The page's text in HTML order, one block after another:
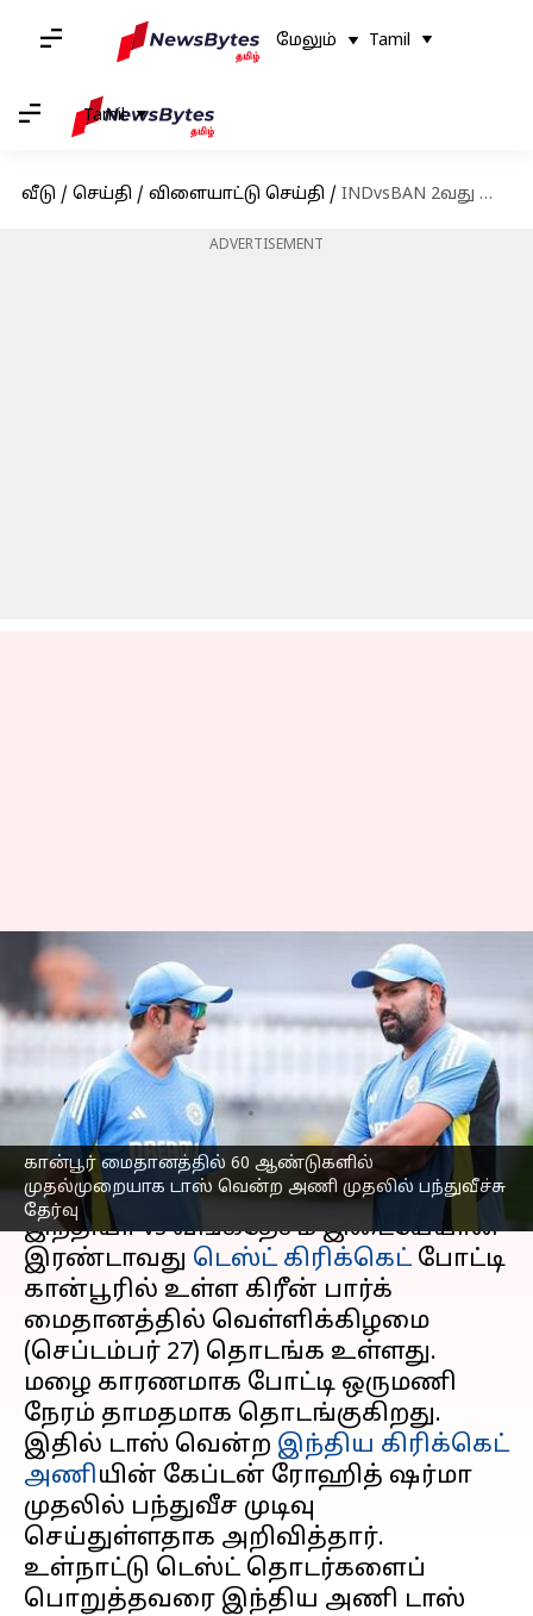
மேலும் Tamil
Tamil
வீடு / செய்தி / விளையாட்டு செய்தி / INDvsBAN 2வது டெஸ்ட்: 1964க்கு பிறகு முதல் முறை; கான்பூர் டெஸ்டில் சுவாரஸ்ய சம்பவம்
ADVERTISEMENT
கான்பூர் மைதானத்தில் 60 ஆண்டுகளில்
முதல்முறையாக டாஸ் வென்ற அணி முதலில் பந்துவீச்சு
தேர்வு
INDvsBAN 2வது டெஸ்ட்:
1964க்கு பிறகு முதல்
முறை; கான்பூர் டெஸ்டில்
சுவாரஸ்ய சம்பவம்
எழுதியவர் Sekar Chinnappan Sep 27, 2024 10:28 am
செய்தி முன்னோட்டம்
இந்தியா vs வங்கதேசம் இடையேயான
இரண்டாவது டெஸ்ட் கிரிக்கெட் போட்டி
கான்பூரில் உள்ள கிரீன் பார்க்
மைதானத்தில் வெள்ளிக்கிழமை
(செப்டம்பர் 27) தொடங்க உள்ளது.
மழை காரணமாக போட்டி ஒருமணி
நேரம் தாமதமாக தொடங்குகிறது.
இதில் டாஸ் வென்ற இந்திய கிரிக்கெட்
அணியின் கேப்டன் ரோஹித் ஷர்மா
முதலில் பந்துவீச முடிவு
செய்துள்ளதாக அறிவித்தார்.
உள்நாட்டு டெஸ்ட் தொடர்களைப்
பொறுத்தவரை இந்திய அணி டாஸ்